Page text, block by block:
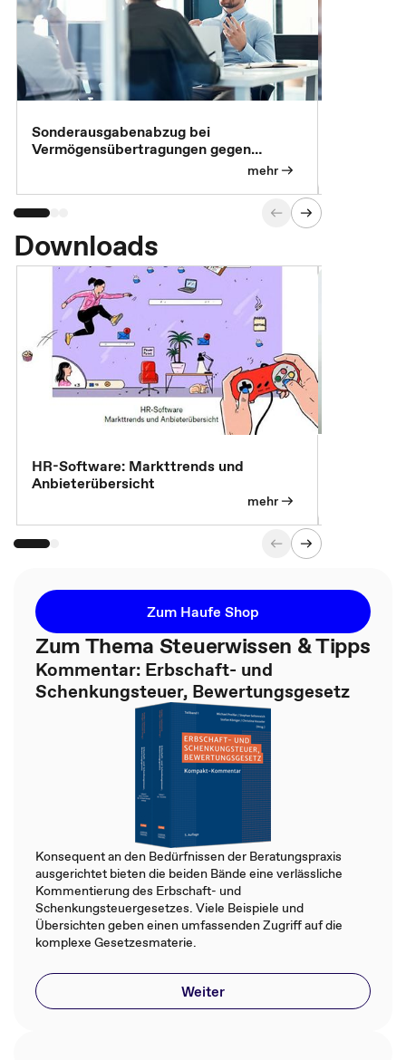
Sonderausgabenabzug bei
Vermögensübertragungen gegen
mehr
Downloads
HR-Software: Markttrends und
Anbieterübersicht
mehr
Zum Haufe Shop
Zum Thema Steuerwissen & Tipps
Kommentar: Erbschaft- und
Schenkungsteuer, Bewertungsgesetz
Konsequent an den Bedürfnissen der Beratungspraxis
ausgerichtet bieten die beiden Bände eine verlässliche
Kommentierung des Erbschaft- und
Schenkungsteuergesetzes. Viele Beispiele und
Übersichten geben einen umfassenden Zugriff auf die
komplexe Gesetzesmaterie.
Weiter